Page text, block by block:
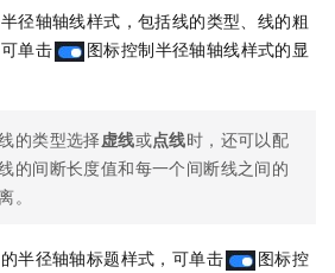
半径轴轴线样式，包括线的类型、线的粗
单击
图标控制半径轴轴线样式的显
的类型选择虚线或点线时，还可以配
的间断长度值和每一个间断线之间的
。
的半径轴轴标题样式，可单击
图标控